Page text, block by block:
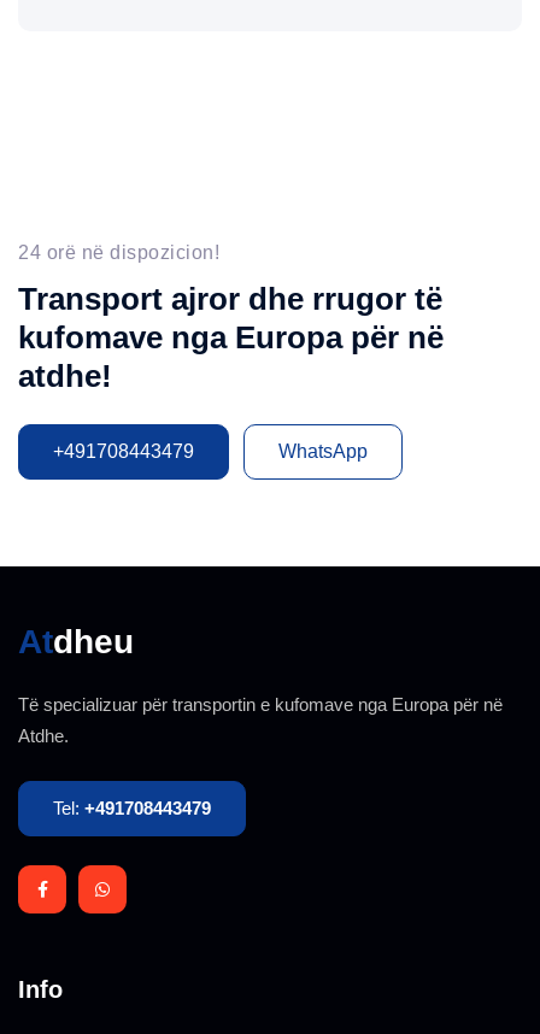
24 orë në dispozicion!
Transport ajror dhe rrugor të
kufomave nga Europa për në
atdhe!
+491708443479 WhatsApp
AtDheu
Të specializuar për transportin e kufomave nga Europa për në
Atdhe.
Tel: +491708443479
Info